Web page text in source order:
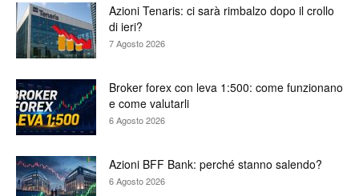
Azioni Tenaris: ci sarà rimbalzo dopo il crollo
di ieri?
7 Agosto 2026
Broker forex con leva 1:500: come funzionano
e come valutarli
6 Agosto 2026
Azioni BFF Bank: perché stanno salendo?
6 Agosto 2026